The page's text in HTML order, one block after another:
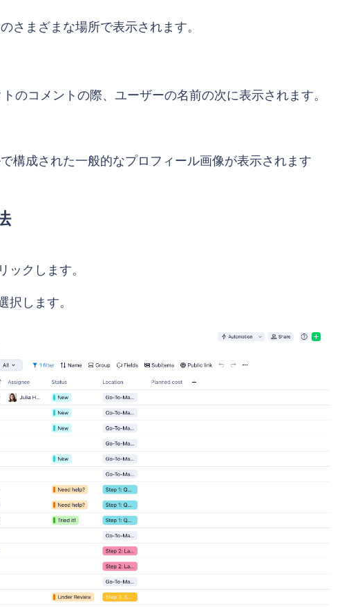
さまざまな場所で表示されます。
のコメントの際、ユーザーの名前の次に表示されます。
構成された一般的なプロフィール画像が表示されます
ックします。
択します。